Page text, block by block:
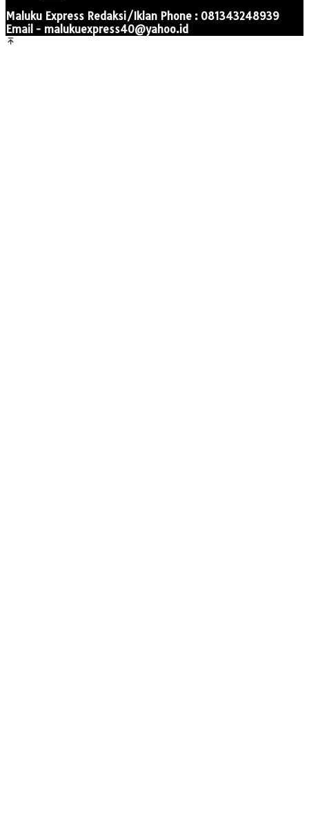
Maluku Express Redaksi/Iklan Phone : 081343248939
Email - malukuexpress40@yahoo.id